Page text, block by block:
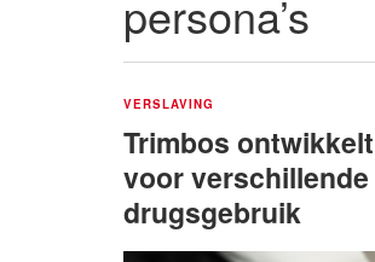
persona’s
VERSLAVING
Trimbos
voor
drugsgebruik